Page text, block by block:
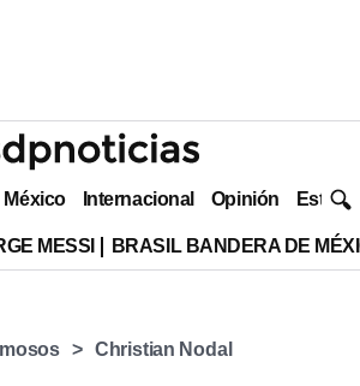
México Internacional Opinión Estilo
MESSI BRASIL BANDERA DE
Christian Nodal